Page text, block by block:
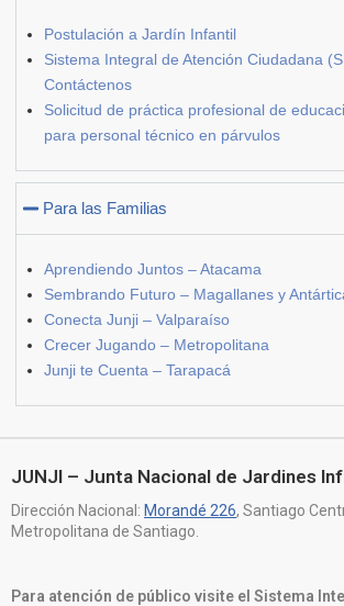
Postulación a Jardín Infantil
Sistema Integral de Atención Ciudadana
Contáctenos
Solicitud de práctica profesional de
para personal técnico en párvulos
Para las Familias
Aprendiendo Juntos – Atacama
Sembrando Futuro – Magallanes y
Conecta Junji – Valparaíso
Crecer Jugando – Metropolitana
Junji te Cuenta – Tarapacá
JUNJI – Junta Nacional de Jardines
Dirección Nacional: Morandé 226, Santiago
Metropolitana de Santiago.
Para atención de público visite el Sistema